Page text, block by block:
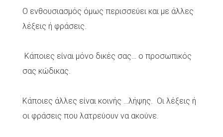
Ο ενθουσιασμός όμως περισσεύει και με άλλες
λέξεις ή φράσεις.
Κάποιες είναι μόνο δικές σας… ο προσωπικός
σας κώδικας.
Κάποιες άλλες είναι κοινής …λήψης. Οι λέξεις ή
οι φράσεις που λατρεύουν να ακούνε.